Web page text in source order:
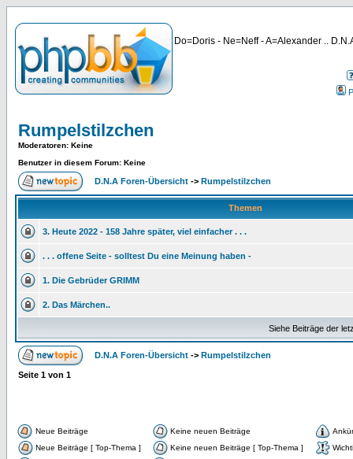
Do=Doris - Ne=Neff - A=Alexander ..
Rumpelstilzchen
Moderatoren: Keine
Benutzer in diesem Forum: Keine
D.N.A Foren-Übersicht -> Rumpelstilzchen
Themen
3. Heute 2022 - 158 Jahre später, viel einfacher . . .
. . . offene Seite - solltest Du eine Meinung haben -
1. Die Gebrüder GRIMM
2. Das Märchen..
Siehe Beiträge der
D.N.A Foren-Übersicht -> Rumpelstilzchen
Seite 1 von 1
Neue Beiträge Keine neuen Beiträge
Neue Beiträge [ Top-Thema ]
Keine neuen Beiträge [ Top-Thema ]